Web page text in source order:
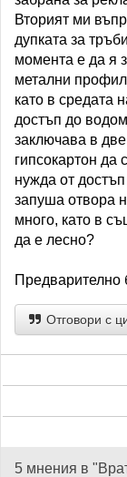
Вторият ми
дупката за
момента е да я
метални
като в средата
достъп до
заключава в
гипсокартон
нужда от
запуша отвора
много, като в
да е лесно?
Предварително
Отговори с
5 мнения в